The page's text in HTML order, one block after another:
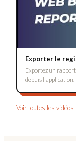
Exporter le
Exportez un
depuis l'application.
Voir toutes les